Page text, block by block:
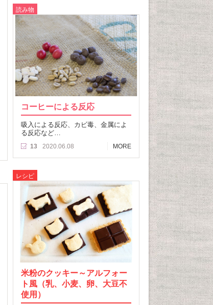
読み物
コーヒーによる反応
吸入による反応、カビ毒、金属によ
る反応など…
13 2020.06.08 MORE
レシピ
米粉のクッキー～アルフォー
ト風（乳、小麦、卵、大豆不
使用）